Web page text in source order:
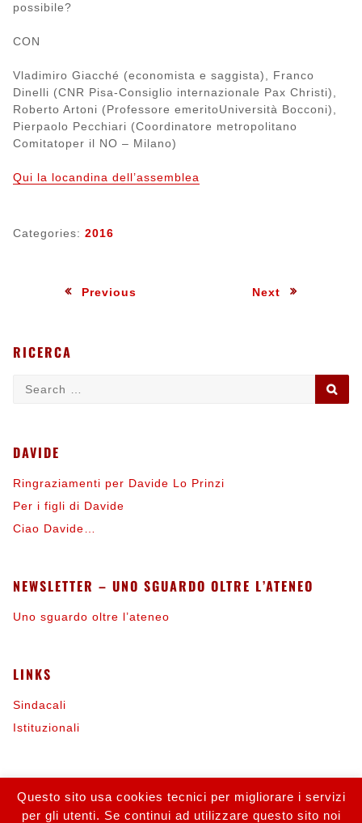
possibile?
CON
Vladimiro Giacché (economista e saggista), Franco
Dinelli (CNR Pisa-Consiglio internazionale Pax Christi),
Roberto Artoni (Professore emeritoUniversità Bocconi),
Pierpaolo Pecchiari (Coordinatore metropolitano
Comitatoper il NO – Milano)
Qui la locandina dell’assemblea
Categories: 2016
Navigazione
Previous Next:
RICERCA
DAVIDE
Ringraziamenti per Davide Lo Prinzi
Per i figli di Davide
Ciao Davide…
NEWSLETTER – UNO SGUARDO OLTRE L’ATENEO
Uno sguardo oltre l’ateneo
LINKS
Sindacali
Istituzionali
Contattaci
Questo sito usa cookies tecnici per migliorare i servizi
per gli utenti. Se continui ad utilizzare questo sito noi